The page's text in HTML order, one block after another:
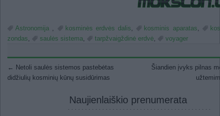
Astronomija , kosminės erdvės dalis, kosminis aparatas,
zondas, saulės sistema, tarpžvaigždinė erdvė, voyager
Post navigation
← Netoli saulės sistemos pastebėtas
didžiulių kosminių kūnų susidūrimas
Šiandien įvyks pilnas
Naujienlaiškio prenumerata